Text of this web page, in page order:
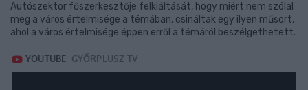
Autószektor főszerkesztője felkiáltását, hogy miért nem szólal
meg a város értelmisége a témában, csináltak egy ilyen műsort,
ahol a város értelmisége éppen erről a témáról beszélgethetett.